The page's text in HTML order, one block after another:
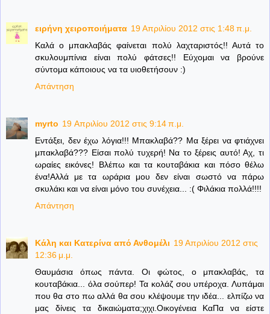
ειρήνη χειροποιήματα 19 Απριλίου 2012 στις 1:48 π.μ.
Καλά ο μπακλαβάς φαίνεται πολύ λαχταριστός!! Αυτά το
σκυλουμπίνια είναι πολύ φάτσες!! Εύχομαι να βρούνε
σύντομα κάποιους να τα υιοθετήσουν :)
Απάντηση
myrto 19 Απριλίου 2012 στις 9:14 π.μ.
Εντάξει, δεν έχω λόγια!!! Μπακλαβά?? Μα ξέρει να φτιάχνει
μπακλαβά??? Είσαι πολύ τυχερή! Να το ξέρεις αυτό! Αχ, τι
ωραίες εικόνες! Βλέπω και τα κουταβάκια και πόσο θέλω
ένα!Αλλά με τα ωράρια μου δεν είναι σωστό να πάρω
σκυλάκι και να είναι μόνο του συνέχεια... :( Φιλάκια πολλά!!!!
Απάντηση
Κάλη και Κατερίνα από Ανθομέλι 19 Απριλίου 2012 στις
12:36 μ.μ.
Θαυμάσια όπως πάντα. Οι φώτος, ο μπακλαβάς, τα
κουταβάκια... όλα σούπερ! Τα κολάζ σου υπέροχα. Λυπάμαι
που θα στο πω αλλά θα σου κλέψουμε την ιδέα... ελπίζω να
μας δίνεις τα δικαιώματα;χιχι.Οικογένεια ΚαΠα να είστε